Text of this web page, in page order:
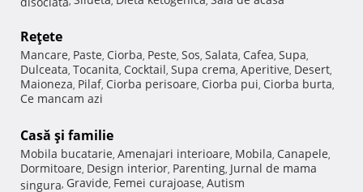
Reţete
Mancare, Paste, Ciorba, Peste, Sos, Salata, Cafea, Supa,
Dulceata, Tocanita, Cocktail, Supa crema, Aperitive, Desert,
Maioneza, Pilaf, Ciorba perisoare, Ciorba pui, Ciorba burta,
Ce mancam azi
Casă şi familie
Mobila bucatarie, Amenajari interioare, Mobila, Canapele,
Dormitoare, Design interior, Parenting, Jurnal de mama
singura, Gravide, Femei curajoase, Autism